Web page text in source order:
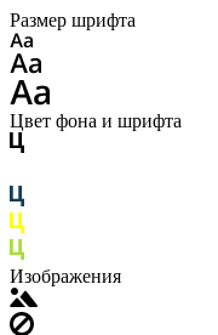
Размер шрифта
Цвет фона и шрифта
Изображения